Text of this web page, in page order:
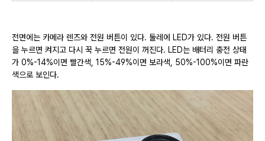
전면에는 카메라 렌즈와 전원 버튼이 있다. 둘레에 LED가 있다. 전원 버튼
을 누르면 켜지고 다시 꾹 누르면 전원이 꺼진다. LED는 배터리 충전 상태
가 0%-14%이면 빨간색, 15%-49%이면 보라색, 50%-100%이면 파란
색으로 보인다.